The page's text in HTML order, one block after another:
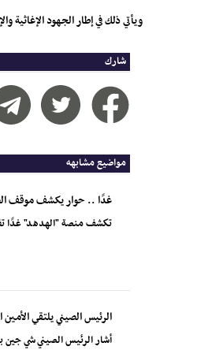
ويأتي ذلك في إطار الجهود الإغاثية
شارك
مواضيع مشابهه
غدًا .. حوار يكشف موقف
تكشف منصة "الهدهد" غدًا
الرئيس الصيني يلتقي
أشار الرئيس الصيني شي جين